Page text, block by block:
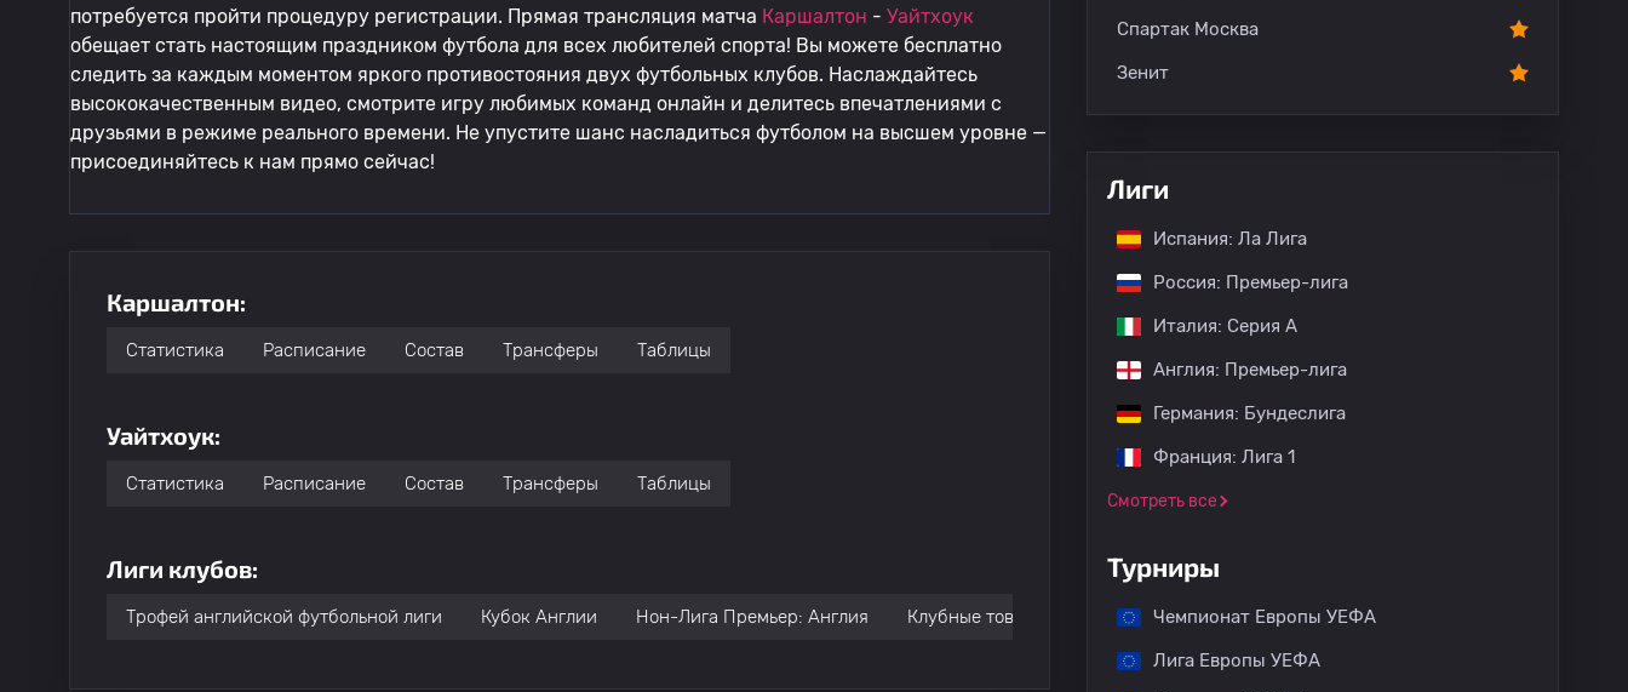
потребуется пройти процедуру регистрации. Прямая трансляция матча Каршалтон - Уайтхоук
обещает стать настоящим праздником футбола для всех любителей спорта! Вы можете бесплатно
следить за каждым моментом яркого противостояния двух футбольных клубов. Наслаждайтесь
высококачественным видео, смотрите игру любимых команд онлайн и делитесь впечатлениями с
друзьями в режиме реального времени. Не упустите шанс насладиться футболом на высшем уровне —
присоединяйтесь к нам прямо сейчас!
Каршалтон:
Статистика Расписание Состав Трансферы Таблицы
Уайтхоук:
Статистика Расписание Состав Трансферы Таблицы
Лиги клубов:
Трофей английской футбольной лиги Кубок Англии Нон-Лига Премьер: Англия Клубные товарищеские матчи
Спартак Москва
Зенит
Лиги
Испания: Ла Лига
Россия: Премьер-лига
Италия: Серия А
Англия: Премьер-лига
Германия: Бундеслига
Франция: Лига 1
Смотреть все
Турниры
Чемпионат Европы УЕФА
Лига Европы УЕФА